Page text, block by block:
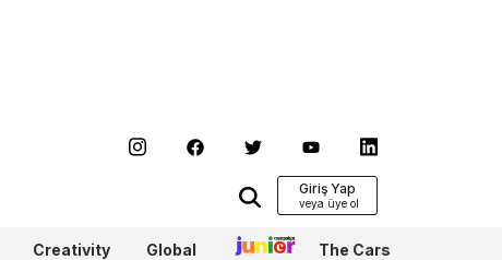
Giriş Yap
Creativity Global Junior The Cars